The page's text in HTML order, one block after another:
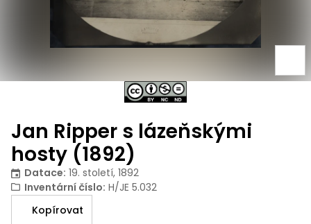
Jan Ripper s lázeňskými
hosty (1892)
Datace: 19. století, 1892
Inventární číslo: H/JE 5.032
Kopírovat